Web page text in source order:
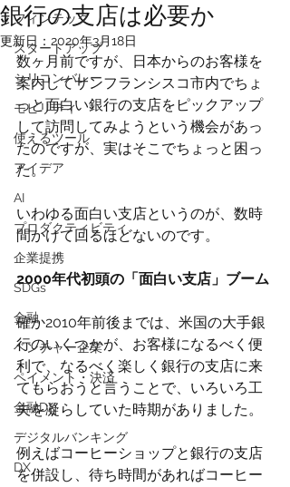
フィンテック
スタートアップ
シリコンバレー
モビリティ
使えるツール
アイデア
AI
プロダクティビティ
企業提携
SDGs
金融
ベンチャー企業
ペイメント・決済
金融DX
デジタルバンキング
DX
銀行の支店は必要か
更新日： 2020年3月18日
数ヶ月前ですが、日本からのお客様を
案内してサンフランシスコ市内でちょ
っと面白い銀行の支店をピックアップ
して訪問してみようという機会があっ
たのですが、実はそこでちょっと困っ
た。
いわゆる面白い支店というのが、数時
間かけて回るほどないのです。
2000年代初頭の「面白い支店」ブーム
確か2010年前後までは、米国の大手銀
行のいくつかが、お客様になるべく便
利で、なるべく楽しく銀行の支店に来
てもらおうと言うことで、いろいろ工
夫を凝らしていた時期がありました。
例えばコーヒーショップと銀行の支店
を併設し、待ち時間があればコーヒー